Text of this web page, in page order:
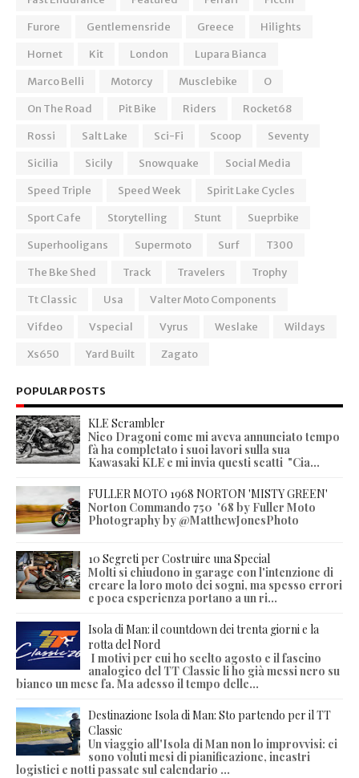
Furore
Gentlemensride Greece
Hilights
Hornet
Kit London
Lupara Bianca
Marco Belli
Motorcy Musclebike
O
On The Road
Pit Bike Riders
Rocket68
Rossi
Salt Lake Sci-Fi Scoop
Seventy
Sicilia
Sicily Snowquake
Social Media
Speed Triple
Speed Week
Spirit Lake Cycles
Sport Cafe
Storytelling Stunt
Sueprbike
Superhooligans
Supermoto Surf
T300
The Bke Shed
Track Travelers
Trophy
Tt Classic
Usa
Valter Moto Components
Vifdeo
Vspecial Vyrus Weslake
Wildays
Xs650
Yard Built Zagato
POPULAR POSTS
KLE Scrambler
Nico Dragoni come mi aveva annunciato tempo
fà ha completato i suoi lavori sulla sua
Kawasaki KLE e mi invia questi scatti "Cia...
FULLER MOTO 1968 NORTON 'MISTY GREEN'
Norton Commando 750 '68 by Fuller Moto
Photography by @MatthewJonesPhoto
10 Segreti per Costruire una Special
Molti si chiudono in garage con l'intenzione di
creare la loro moto dei sogni, ma spesso errori
e poca esperienza portano a un ri...
Isola di Man: il countdown dei trenta giorni e la
rotta del Nord
I motivi per cui ho scelto agosto e il fascino
analogico del TT Classic li ho già messi nero su
bianco un mese fa. Ma adesso il tempo delle...
Destinazione Isola di Man: Sto partendo per il TT
Classic
Un viaggio all'Isola di Man non lo improvvisi: ci
sono voluti mesi di pianificazione, incastri
logistici e notti passate sul calendario ...